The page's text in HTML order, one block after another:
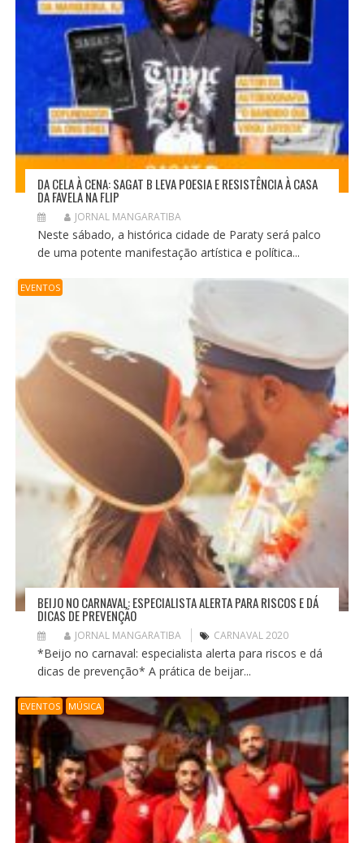
DA CELA À CENA: SAGAT B LEVA POESIA E RESISTÊNCIA À CASA
DA FAVELA NA FLIP
JORNAL MANGARATIBA
Neste sábado, a histórica cidade de Paraty será palco
de uma potente manifestação artística e política...
EVENTOS
BEIJO NO CARNAVAL: ESPECIALISTA ALERTA PARA RISCOS E DÁ
DICAS DE PREVENÇÃO
JORNAL MANGARATIBA CARNAVAL 2020
*Beijo no carnaval: especialista alerta para riscos e dá
dicas de prevenção* A prática de beijar...
EVENTOS MÚSICA